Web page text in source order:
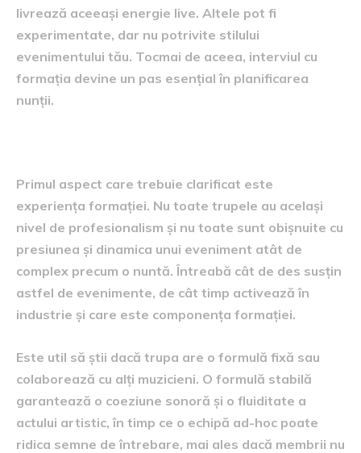
livrează aceeași energie live. Altele pot fi
experimentate, dar nu potrivite stilului
evenimentului tău. Tocmai de aceea, interviul cu
formația devine un pas esențial în planificarea
nunții.
Primul aspect care trebuie clarificat este
experiența formației. Nu toate trupele au același
nivel de profesionalism și nu toate sunt obișnuite cu
presiunea și dinamica unui eveniment atât de
complex precum o nuntă. Întreabă cât de des susțin
astfel de evenimente, de cât timp activează în
industrie și care este componența formației.
Este util să știi dacă trupa are o formulă fixă sau
colaborează cu alți muzicieni. O formulă stabilă
garantează o coeziune sonoră și o fluiditate a
actului artistic, în timp ce o echipă ad-hoc poate
ridica semne de întrebare, mai ales dacă membrii nu